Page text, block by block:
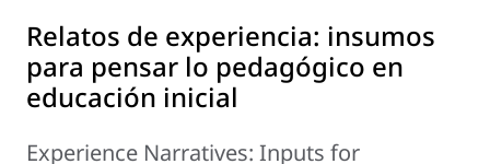
Relatos de experiencia: insumos
para pensar lo pedagógico en
educación inicial
Experience Narratives: Inputs for